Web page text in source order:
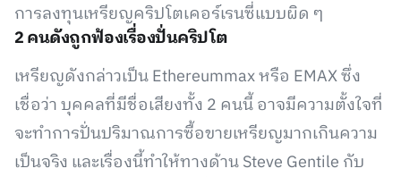
การลงทุนเหรียญคริปโตเคอร์เรนซี่แบบผิด ๆ
2 คนดังถูกฟ้องเรื่องปั่นคริปโต
เหรียญดังกล่าวเป็น Ethereummax หรือ EMAX ซึ่ง
เชื่อว่า บุคคลที่มีชื่อเสียงทั้ง 2 คนนี้ อาจมีความตั้งใจที่
จะทำการปั่นปริมาณการซื้อขายเหรียญมากเกินความ
เป็นจริง และเรื่องนี้ทำให้ทางด้าน Steve Gentile กับ